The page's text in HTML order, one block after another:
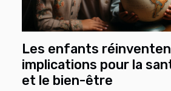
Les enfants
implications pour la
et le bien-être